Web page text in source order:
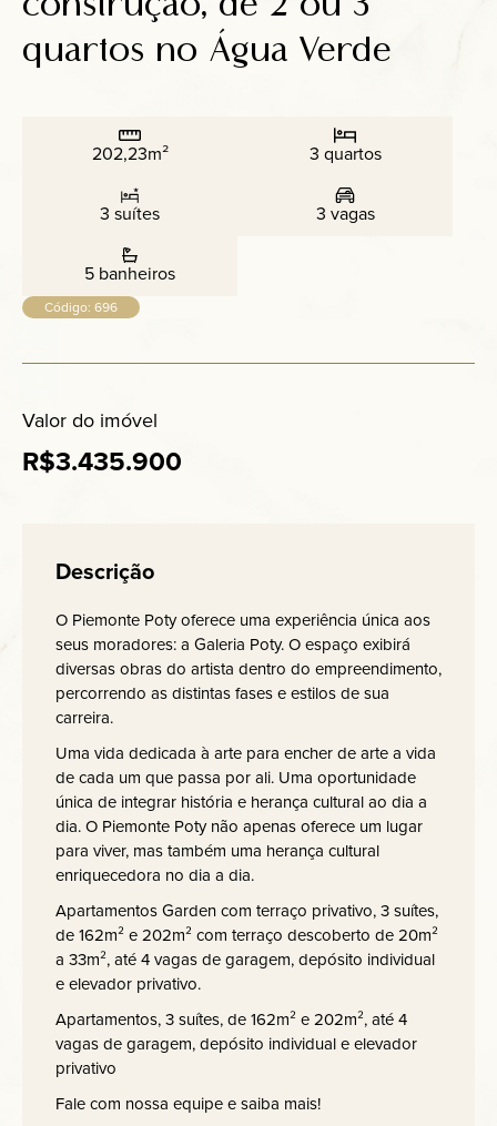
Anuncie
quartos no Água Verde
202,23m² 3 quartos
3 suítes 3 vagas
5 banheiros
Código: 696
Valor do imóvel
R$3.435.900
Descrição
O Piemonte Poty oferece uma experiência única aos
seus moradores: a Galeria Poty. O espaço exibirá
diversas obras do artista dentro do empreendimento,
percorrendo as distintas fases e estilos de sua
carreira.
Uma vida dedicada à arte para encher de arte a vida
de cada um que passa por ali. Uma oportunidade
única de integrar história e herança cultural ao dia a
dia. O Piemonte Poty não apenas oferece um lugar
para viver, mas também uma herança cultural
enriquecedora no dia a dia.
Apartamentos Garden com terraço privativo, 3 suítes,
de 162m² e 202m² com terraço descoberto de 20m²
a 33m², até 4 vagas de garagem, depósito individual
e elevador privativo.
Apartamentos, 3 suítes, de 162m² e 202m², até 4
vagas de garagem, depósito individual e elevador
privativo
Fale com nossa equipe e saiba mais!